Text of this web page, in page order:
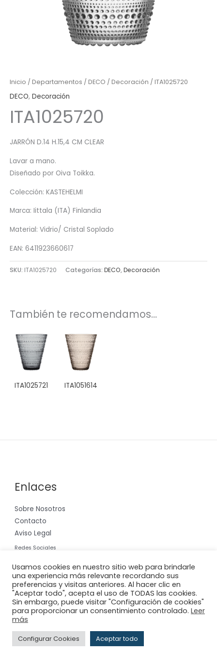
Inicio / Departamentos / DECO / Decoración / ITA1025720
DECO, Decoración
ITA1025720
JARRÓN D.14 H.15,4 CM CLEAR
Lavar a mano.
Diseñado por Oiva Toikka.
Colección: KASTEHELMI
Marca: Iittala (ITA) Finlandia
Material: Vidrio/ Cristal Soplado
EAN: 6411923660617
SKU: ITA1025720 Categorías: DECO,Decoración
También te recomendamos…
ITA1025721 ITA1051614
Enlaces
Sobre Nosotros
Contacto
Aviso Legal
Redes Sociales
Copyright © 2026 Riera International, S.A.
Powered byAdderit S.L.
Usamos cookies en nuestro sitio web para brindarle
una experiencia más relevante recordando sus
preferencias y visitas anteriores. Al hacer clic en
"Aceptar todo", acepta el uso de TODAS las cookies.
Sin embargo, puede visitar "Configuración de cookies"
para proporcionar un consentimiento controlado. Leer
más
Configurar Cookies Aceptar todo